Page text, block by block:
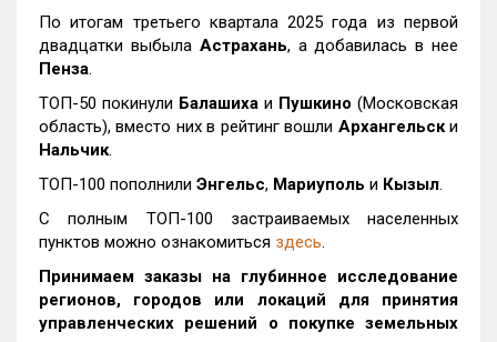
По итогам третьего квартала 2025 года из первой
двадцатки выбыла Астрахань, а добавилась в нее
Пенза.
ТОП-50 покинули Балашиха и Пушкино (Московская
область), вместо них в рейтинг вошли Архангельски
Нальчик.
ТОП-100 пополнили Энгельс, Мариуполь и Кызыл.
С полным ТОП-100 застраиваемых населенных
пунктов можно ознакомиться здесь.
Принимаем заказы на глубинное исследование
регионов, городов или локаций для принятия
управленческих решений о покупке земельных